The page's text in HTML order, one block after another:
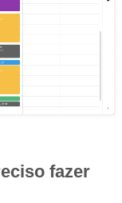
fazer